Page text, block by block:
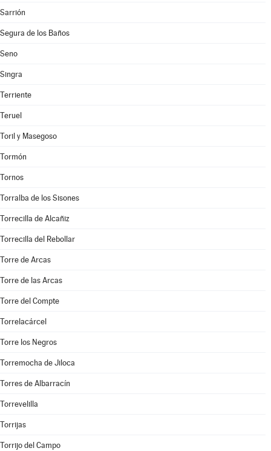
Sarrión
Segura de los Baños
Seno
Singra
Terriente
Teruel
Toril y Masegoso
Tormón
Tornos
Torralba de los Sisones
Torrecilla de Alcañiz
Torrecilla del Rebollar
Torre de Arcas
Torre de las Arcas
Torre del Compte
Torrelacárcel
Torre los Negros
Torremocha de Jiloca
Torres de Albarracín
Torrevelilla
Torrijas
Torrijo del Campo